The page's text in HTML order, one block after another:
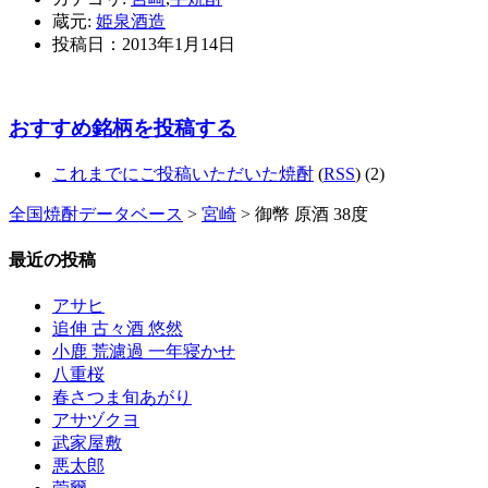
蔵元: 姫泉酒造
投稿日： 2013年1月14日
おすすめ銘柄を投稿する
これまでにご投稿いただいた焼酎 (RSS) (2)
全国焼酎データベース > 宮崎 > 御幣 原酒 38度
最近の投稿
アサヒ
追伸 古々酒 悠然
小鹿 荒濾過 一年寝かせ
八重桜
春さつま旬あがり
アサヅクヨ
武家屋敷
悪太郎